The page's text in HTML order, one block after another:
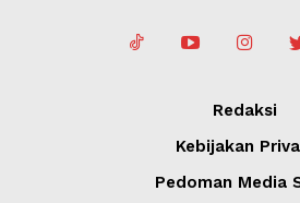
Redaksi
Kebijakan
Pedoman Media